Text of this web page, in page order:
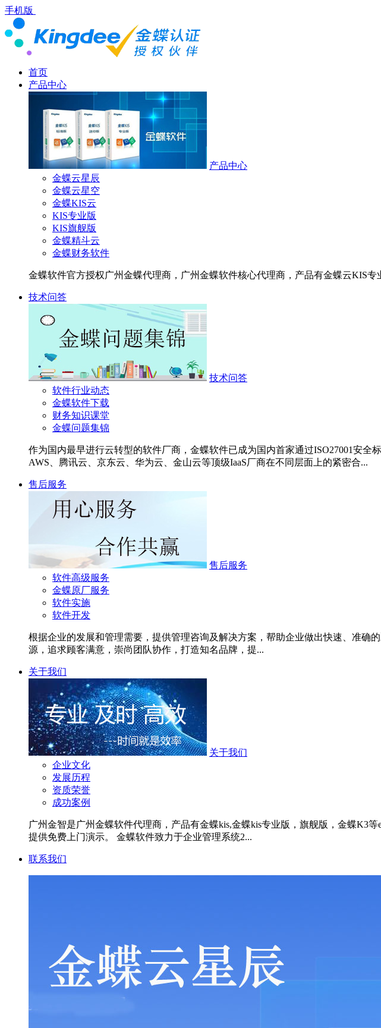
手机版
首页
产品中心
产品中心
金蝶云星辰
金蝶云星空
金蝶KIS云
KIS专业版
KIS旗舰版
金蝶精斗云
金蝶财务软件
金蝶软件官方授权广州金蝶代理商，广州金蝶软件核心代理商，产品有金蝶云KIS
技术问答
技术问答
软件行业动态
金蝶软件下载
财务知识课堂
金蝶问题集锦
作为国内最早进行云转型的软件厂商，金蝶软件已成为国内首家通过ISO27001安全
AWS、腾讯云、京东云、华为云、金山云等顶级IaaS厂商在不同层面上的紧密合...
售后服务
售后服务
软件高级服务
金蝶原厂服务
软件实施
软件开发
根据企业的发展和管理需要，提供管理咨询及解决方案，帮助企业做出快速、准确
源，追求顾客满意，崇尚团队协作，打造知名品牌，提...
关于我们
关于我们
企业文化
发展历程
资质荣誉
成功案例
广州金智是广州金蝶软件代理商，产品有金蝶kis,金蝶kis专业版，旗舰版，金蝶K3
提供免费上门演示。 金蝶软件致力于企业管理系统2...
联系我们